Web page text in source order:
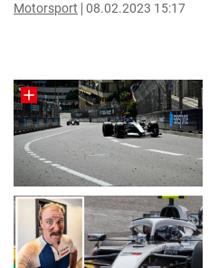
Motorsport 08.02.2023 15:17